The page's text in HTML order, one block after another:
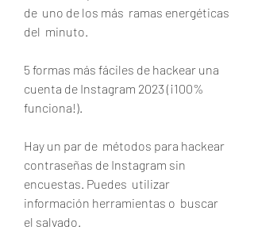
de  uno de los más  ramas energéticas
del  minuto.
5 formas más fáciles de hackear una
cuenta de Instagram 2023 (¡100%
funciona!).
Hay un par de  métodos para hackear
contraseñas de Instagram sin
encuestas. Puedes  utilizar
información herramientas o  buscar
el salvado.